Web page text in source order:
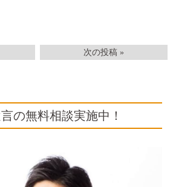
次の投稿 »
の無料相談実施中！